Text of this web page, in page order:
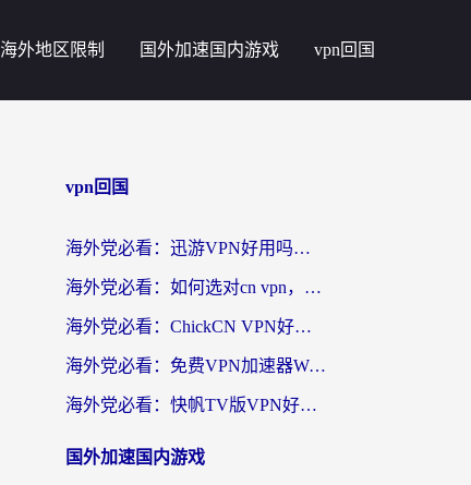
海外地区限制 国外加速国内游戏 vpn回国
vpn回国
海外党必看：迅游VPN好用吗？和番茄加速器VPN对比哪个回国效果更好？
海外党必看：如何选对cn vpn，轻松解锁国内影音游戏？
海外党必看：ChickCN VPN好用吗？和星河VPN对比哪个回国效果更好？附真实体验+避坑指南
海外党必看：免费VPN加速器Windows版怎么选？附真实测评与无缝访问国内资源指南
海外党必看：快帆TV版VPN好用吗？和hi龟龟VPN对比哪个回国效果更好？附免费加速器选择指南
国外加速国内游戏